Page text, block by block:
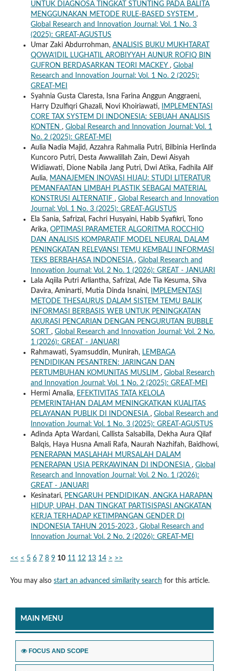
UNTUK DIAGNOSA TINGKAT STUNTING PADA BALITA
MENGGUNAKAN METODE RULE-BASED SYSTEM ,
Global Research and Innovation Journal: Vol. 1 No. 3
(2025): GREAT-AGUSTUS
Umar Zaki Abdurrohman, ANALISIS BUKU MUKHTARAT
QOWA’IDIL LUGHATIL AROBIYYAH AUNUR ROFIQ BIN
GUFRON BERDASARKAN TEORI MACKEY , Global
Research and Innovation Journal: Vol. 1 No. 2 (2025):
GREAT-MEI
Syahnia Gusta Claresta, Isna Farina Anggun Anggraeni,
Harry Dzulfiqri Ghazali, Novi Khoiriawati,
IMPLEMENTASI
CORE TAX SYSTEM DI INDONESIA: SEBUAH ANALISIS
KONTEN , Global Research and Innovation Journal: Vol. 1
No. 2 (2025): GREAT-MEI
Aulia Nadia Majid, Azzahra Rahmalia Putri, Bilbinia Herlinda
Kuncoro Putri, Desta Awwalillah Zain, Dewi Aisyah
Widiawati, Dione Nabila Jang Putri, Dwi Atika, Fadhila Alif
Aulia, MANAJEMEN INOVASI HIJAU: STUDI LITERATUR
PEMANFAATAN LIMBAH PLASTIK SEBAGAI MATERIAL
KONSTRUSI ALTERNATIF , Global Research and Innovation
Journal: Vol. 1 No. 3 (2025): GREAT-AGUSTUS
Ela Sania, Safrizal, Fachri Husyaini, Habib Syafikri, Tono
Arika, OPTIMASI PARAMETER ALGORITMA ROCCHIO
DAN ANALISIS KOMPARATIF MODEL NEURAL DALAM
PENINGKATAN RELEVANSI TEMU KEMBALI INFORMASI
TEKS BERBAHASA INDONESIA , Global Research and
Innovation Journal: Vol. 2 No. 1 (2026): GREAT - JANUARI
Lala Aqiila Putri Arliantha, Safrizal, Ade Tia Kesuma, Silva
Davira, Aminarti, Mutia Dinda Isnaini,
IMPLEMENTASI
METODE THESAURUS DALAM SISTEM TEMU BALIK
INFORMASI BERBASIS WEB UNTUK PENINGKATAN
AKURASI PENCARIAN DENGAN PENGURUTAN BUBBLE
SORT , Global Research and Innovation Journal: Vol. 2 No.
1 (2026): GREAT - JANUARI
Rahmawati, Syamsuddin, Munirah, LEMBAGA
PENDIDIKAN PESANTREN: JARINGAN DAN
PERTUMBUHAN KOMUNITAS MUSLIM , Global Research
and Innovation Journal: Vol. 1 No. 2 (2025): GREAT-MEI
Hermi Amalia, EFEKTIVITAS TATA KELOLA
PEMERINTAHAN DALAM MENINGKATKAN KUALITAS
PELAYANAN PUBLIK DI INDONESIA , Global Research and
Innovation Journal: Vol. 1 No. 3 (2025): GREAT-AGUSTUS
Adinda Apta Wardani, Callista Salsabilla, Dekha Aura Qilaf
Balqis, Haya Husna Amali Rafa, Naurah Nazhifah, Baidhowi,
PENERAPAN MASLAHAH MURSALAH DALAM
PENERAPAN USIA PERKAWINAN DI INDONESIA , Global
Research and Innovation Journal: Vol. 2 No. 1 (2026):
GREAT - JANUARI
Kesinatari, PENGARUH PENDIDIKAN, ANGKA HARAPAN
HIDUP, UPAH, DAN TINGKAT PARTISISPASI ANGKATAN
KERJA TERHADAP KETIMPANGAN GENDER DI
INDONESIA TAHUN 2015-2023 , Global Research and
Innovation Journal: Vol. 2 No. 2 (2026): GREAT-MEI
<< < 5 6 7 8 9 10 11 12 13 14 > >>
You may also start an advanced similarity search for this article.
MAIN MENU
FOCUS AND SCOPE